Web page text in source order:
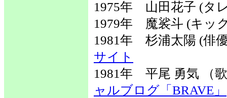
1975年 山田花子 (タ
1979年 魔裟斗 (キッ
1981年 杉浦太陽 (
サイト
1981年 平尾 勇気
ャルブログ「BRAVE」